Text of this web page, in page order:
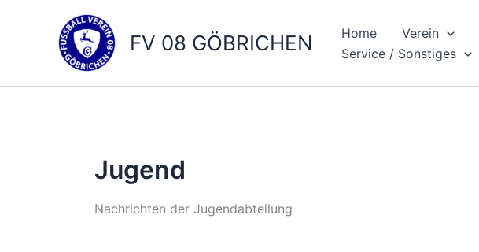
FV 08 GÖBRICHEN Home Verein
Service / Sonstiges
Jugend
Nachrichten der Jugendabteilung